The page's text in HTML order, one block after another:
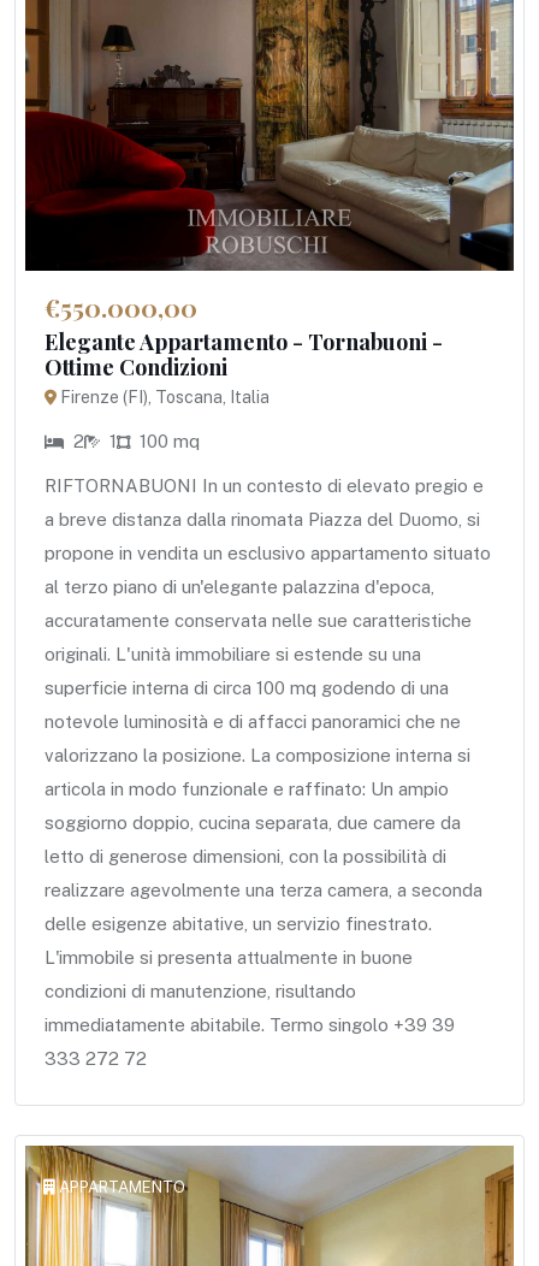
€550.000,00
Elegante Appartamento - Tornabuoni -
Ottime Condizioni
Firenze (FI), Toscana, Italia
2 1 100 mq
RIFTORNABUONI In un contesto di elevato pregio e
a breve distanza dalla rinomata Piazza del Duomo, si
propone in vendita un esclusivo appartamento situato
al terzo piano di un'elegante palazzina d'epoca,
accuratamente conservata nelle sue caratteristiche
originali. L'unità immobiliare si estende su una
superficie interna di circa 100 mq godendo di una
notevole luminosità e di affacci panoramici che ne
valorizzano la posizione. La composizione interna si
articola in modo funzionale e raffinato: Un ampio
soggiorno doppio, cucina separata, due camere da
letto di generose dimensioni, con la possibilità di
realizzare agevolmente una terza camera, a seconda
delle esigenze abitative, un servizio finestrato.
L'immobile si presenta attualmente in buone
condizioni di manutenzione, risultando
immediatamente abitabile. Termo singolo +39 39
333 272 72
APPARTAMENTO